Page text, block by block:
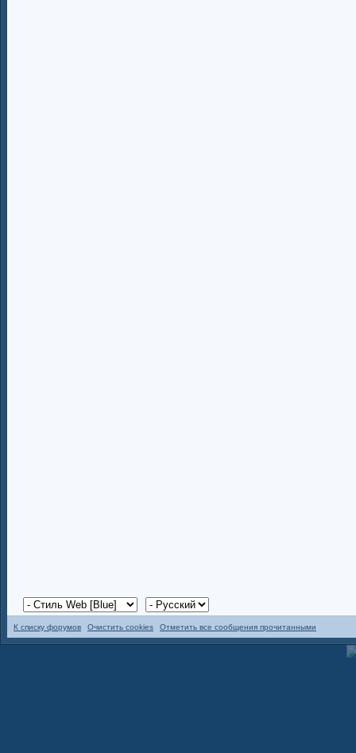
К списку форумов Очистить cookies Отметить все сообщения прочитанными